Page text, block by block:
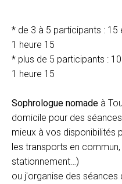
* de 3 à 5 participants : 15
1 heure 15
* plus de 5 participants :
1 heure 15
Sophrologue nomade à
domicile pour des
mieux à vos disponibilités
les transports en
stationnement…)
ou j'organise des séances